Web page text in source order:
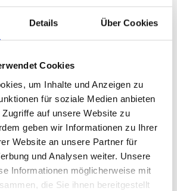
Details Über Cookies
Cookies
um Inhalte und Anzeigen zu
für soziale Medien anbieten
auf unsere Website zu
geben wir Informationen zu Ihrer
Website an unsere Partner für
und Analysen weiter. Unsere
Informationen möglicherweise mit
die Sie ihnen bereitgestellt
Stand der Technik und
sind dieBasisfür dietäglicheArbeit
drohen, hängt vom konkreten
Regel ist man aber meist mit
Schadenersatzpflichten
die auf einen fahrlässigen
mit technischen Normen
ist sogar eine strafrechtliche
Partner bei der Anwaltskanzlei
wird in einem Webinarerläutern,